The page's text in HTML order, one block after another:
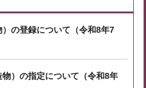
の登録について（令和8年7
）の指定について（令和8年